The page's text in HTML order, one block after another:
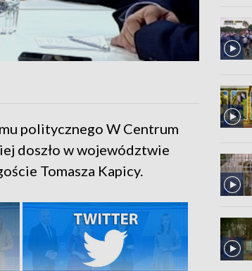
politycznego W Centrum
doszło w województwie
Tomasza Kapicy.